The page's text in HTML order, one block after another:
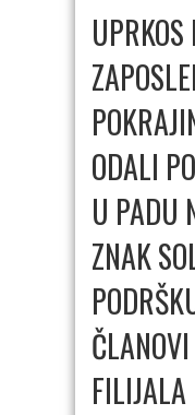
ODALI
U PADU
ZNAK
FILIJALA